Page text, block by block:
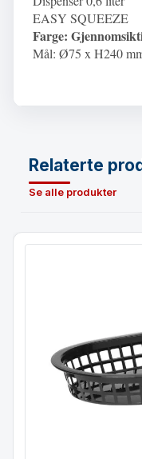
EASY SQUEEZE
Farge:
Mål: Ø75 x H240
Relaterte
Se alle produkter